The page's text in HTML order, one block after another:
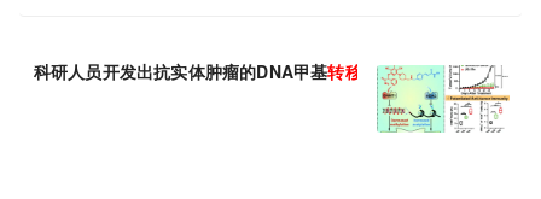
科研人员开发出抗实体肿瘤的DNA甲基转移酶/组蛋白去乙酰化酶